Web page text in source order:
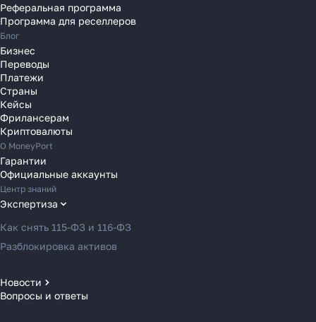
Переводы в Румынию
Переводы в Сербию
Переводы в Словакию
Переводы в Словению
Переводы в Финляндию
Переводы в Францию
Переводы в Хорватию
Переводы в Черногорию
Переводы в Чехию
Переводы в Швейцарию
Переводы в Эстонию
Переводы в Азербайджан
Переводы в Армению
Переводы в Турцию
Переводы в Индию
Реферальная программа
Программа для реселлеров
Блог
Бизнес
Переводы
Платежи
Страны
Кейсы
Фрилансерам
Криптовалюты
О MoneyPort
Гарантии
Официальные аккаунты
Центр знаний
Экспертиза
Как снять 115-ФЗ и 116-ФЗ
Разблокировка активов
Новости
Новости MoneyPort
Вопросы и ответы